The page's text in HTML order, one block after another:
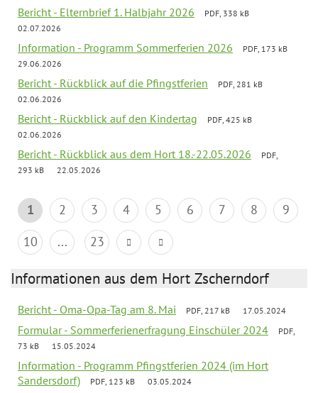
Bericht - Elternbrief 1. Halbjahr 2026
PDF, 338 kB
02.07.2026
Information - Programm Sommerferien 2026
PDF, 173 kB
29.06.2026
Bericht - Rückblick auf die Pfingstferien
PDF, 281 kB
02.06.2026
Bericht - Rückblick auf den Kindertag
PDF, 425 kB
02.06.2026
Bericht - Rückblick aus dem Hort 18.-22.05.2026
PDF,
293 kB
22.05.2026
1 2 3 4 5 6 7 8
9
10
... 23
Informationen aus dem Hort Zscherndorf
Bericht - Oma-Opa-Tag am 8. Mai PDF, 217 kB 17.05.2024
Formular - Sommerferienerfragung Einschüler 2024
PDF,
73 kB
15.05.2024
Information - Programm Pfingstferien 2024 (im Hort
Sandersdorf)
PDF, 123 kB 03.05.2024